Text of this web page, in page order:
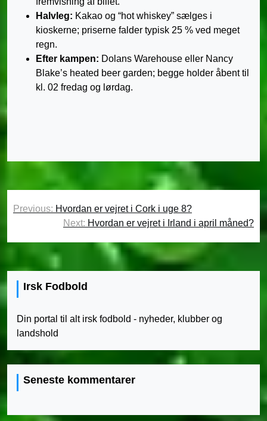
Halvleg: Kakao og “hot whiskey” sælges i
kioskerne; priserne falder typisk 25 % ved meget
regn.
Efter kampen: Dolans Warehouse eller Nancy
Blake’s heated beer garden; begge holder åbent til
kl. 02 fredag og lørdag.
Indlægsnavigation
Previous: Hvordan er vejret i Cork i uge 8?
Next: Hvordan er vejret i Irland i april måned?
Irsk Fodbold
Din portal til alt irsk fodbold - nyheder, klubber og
landshold
Seneste kommentarer